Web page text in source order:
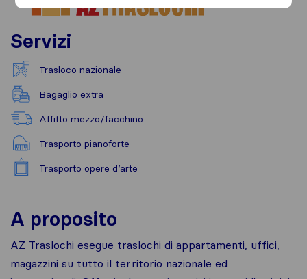
Servizi
Trasloco nazionale
Bagaglio extra
Affitto mezzo/facchino
Trasporto pianoforte
Trasporto opere d’arte
A proposito
AZ Traslochi esegue traslochi di appartamenti, uffici,
magazzini su tutto il territorio nazionale ed